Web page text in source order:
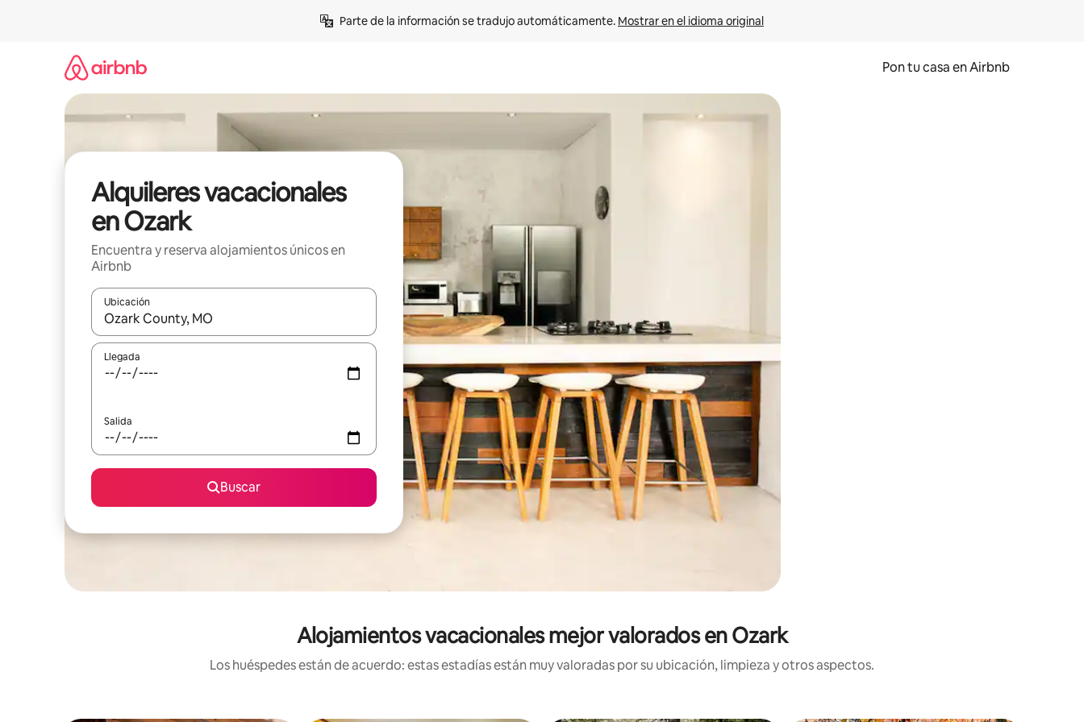
Parte de la información se tradujo automáticamente. Mostrar en el idioma original
Pon tu casa en Airbnb
Alquileres vacacionales
en Ozark
Encuentra y reserva alojamientos únicos en
Airbnb
Ubicación
Cuando los resultados estén disponibles, navega con las teclas de flecha hacia arriba y hacia abajo o explora con el tacto o desliza el dedo.
Llegada
Salida
Buscar
Alojamientos vacacionales mejor valorados en Ozark
Los huéspedes están de acuerdo: estas estadías están muy valoradas por su ubicación, limpieza y otros aspectos.